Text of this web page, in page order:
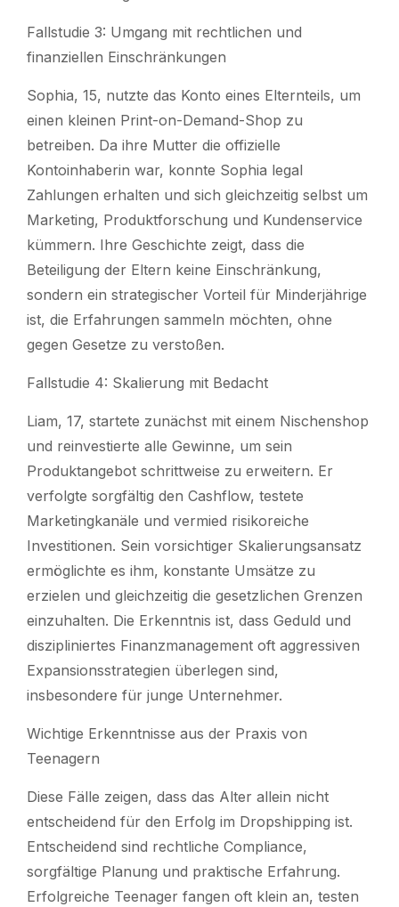
Fallstudie 3: Umgang mit rechtlichen und
finanziellen Einschränkungen
Sophia, 15, nutzte das Konto eines Elternteils, um
einen kleinen Print-on-Demand-Shop zu
betreiben. Da ihre Mutter die offizielle
Kontoinhaberin war, konnte Sophia legal
Zahlungen erhalten und sich gleichzeitig selbst um
Marketing, Produktforschung und Kundenservice
kümmern. Ihre Geschichte zeigt, dass die
Beteiligung der Eltern keine Einschränkung,
sondern ein strategischer Vorteil für Minderjährige
ist, die Erfahrungen sammeln möchten, ohne
gegen Gesetze zu verstoßen.
Fallstudie 4: Skalierung mit Bedacht
Liam, 17, startete zunächst mit einem Nischenshop
und reinvestierte alle Gewinne, um sein
Produktangebot schrittweise zu erweitern. Er
verfolgte sorgfältig den Cashflow, testete
Marketingkanäle und vermied risikoreiche
Investitionen. Sein vorsichtiger Skalierungsansatz
ermöglichte es ihm, konstante Umsätze zu
erzielen und gleichzeitig die gesetzlichen Grenzen
einzuhalten. Die Erkenntnis ist, dass Geduld und
diszipliniertes Finanzmanagement oft aggressiven
Expansionsstrategien überlegen sind,
insbesondere für junge Unternehmer.
Wichtige Erkenntnisse aus der Praxis von
Teenagern
Diese Fälle zeigen, dass das Alter allein nicht
entscheidend für den Erfolg im Dropshipping ist.
Entscheidend sind rechtliche Compliance,
sorgfältige Planung und praktische Erfahrung.
Erfolgreiche Teenager fangen oft klein an, testen